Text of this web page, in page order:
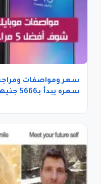
سعره يبدأ بـ5666 جنيها